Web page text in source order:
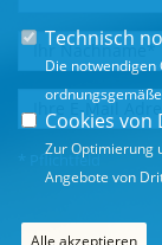
* Pflichtfeld
Technisch
Die notwendigen
Cookies
Zur Optimierung
Angebote von
Alle akzeptieren